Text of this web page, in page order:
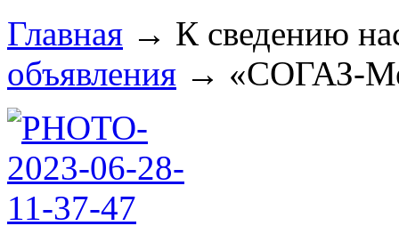
Главная → К сведению
объявления → «СОГАЗ-